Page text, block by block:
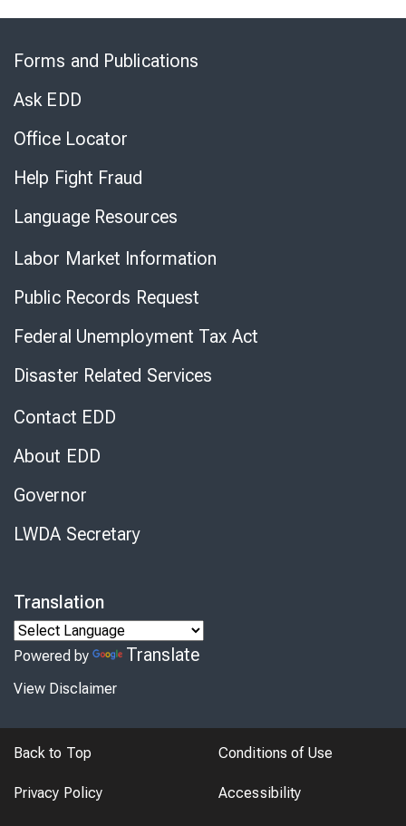
Forms and Publications
Ask EDD
Office Locator
Help Fight Fraud
Language Resources
Labor Market Information
Public Records Request
Federal Unemployment Tax Act
Disaster Related Services
Contact EDD
About EDD
Governor
LWDA Secretary
Translation
Powered by Translate
View Disclaimer
Back to Top Conditions of Use
Privacy Policy Accessibility